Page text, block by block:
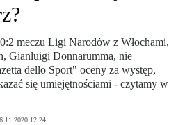
meczu Ligi Narodów z Włochami,
Gianluigi Donnarumma, nie
dello Sport" oceny za występ,
się umiejętnościami - czytamy w
12:24